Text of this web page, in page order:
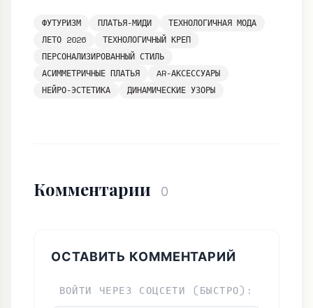
ФУТУРИЗМ ПЛАТЬЯ-МИДИ
ТЕХНОЛОГИЧНАЯ МОДА
ЛЕТО 2026
ТЕХНОЛОГИЧНЫЙ КРЕП
ПЕРСОНАЛИЗИРОВАННЫЙ СТИЛЬ
АСИММЕТРИЧНЫЕ ПЛАТЬЯ
AR-АКСЕССУАРЫ
НЕЙРО-ЭСТЕТИКА
ДИНАМИЧЕСКИЕ УЗОРЫ
Комментарии 0
ОСТАВИТЬ КОММЕНТАРИЙ
ВОЙТИ ЧЕРЕЗ СОЦСЕТИ (БЫСТРО):